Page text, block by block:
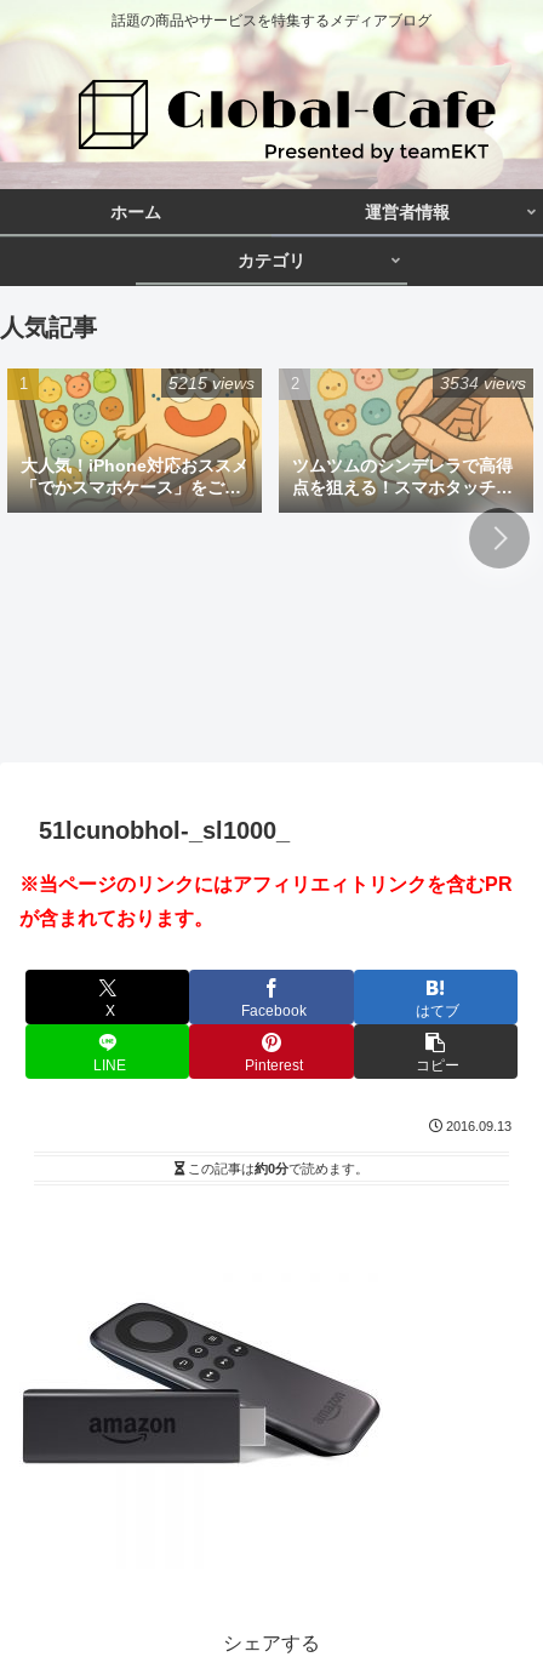
話題の商品やサービスを特集するメディアブログ
ホーム 運営者情報
カテゴリ
人気記事
大人気！iPhone対応おススメ
「でかスマホケース」をご紹
介
5215 views
ツムツムのシンデレラで高得
点を狙える！スマホタッチペ
ン
3534 views
51lcunobhol-_sl1000_
※当ページのリンクにはアフィリエィトリンクを含むPR
が含まれております。
X Facebook はてブ
LINE Pinterest コピー
2016.09.13
この記事は約0分で読めます。
シェアする